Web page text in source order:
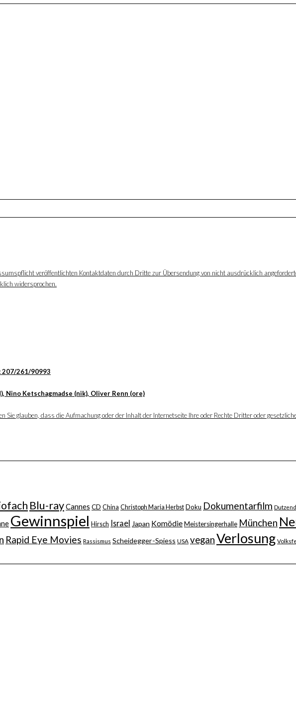
veröffentlichten Kontaktdaten durch Dritte zur Übersendung von nicht ausdrücklich
widersprochen.
207/261/90993
Nino Ketschagmadse (nik), Oliver Renn (ore)
Sie glauben, dass die Aufmachung oder der Inhalt der Internetseite Ihre oder Rechte Dritter oder
Blu-rayCannes CD China Christoph Maria HerbstDoku Dokumentarfilm
Gewinnspiel Hirsch Israel Japan KomödieMeistersingerhalle München
Rapid Eye Movies Rassismus Scheidegger-Spiess USA veganVerlosung